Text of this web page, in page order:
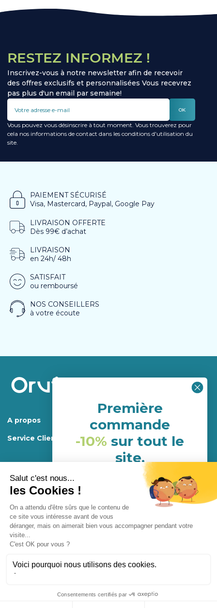
RESTEZ INFORMEZ !
Inscrivez-vous à notre newsletter afin de recevoir
des offres exclusifs et personnalisées Vous recevrez
pas plus d'un email par semaine!
OK
Vous pouvez vous désinscrire à tout moment. Vous trouverez pour
cela nos informations de contact dans les conditions d'utilisation du
site.
PAIEMENT SÉCURISÉ
Visa, Mastercard, Paypal, Google Pay
LIVRAISON OFFERTE
Dès 99€ d’achat
LIVRAISON
en 24h/ 48h
SATISFAIT
ou remboursé
NOS CONSEILLERS
à votre écoute
A propos
Service Client
Conditions générales d’utilisations et de ventes
Confidentialité
Première
commande
-10% sur tout le
site.
(hors porduits déja en
promotion)
NHH24P6G